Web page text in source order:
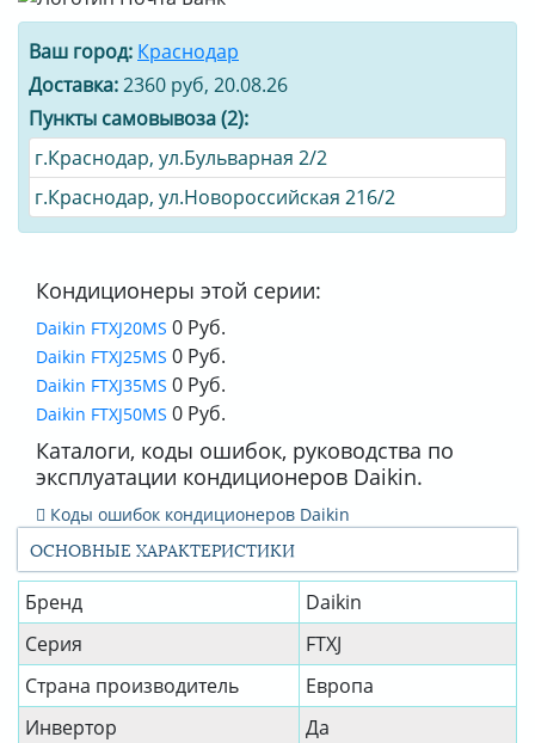
ОСНОВНЫЕ ХАРАКТЕРИСТИКИ
Бренд
Daikin
Серия
FTXJ
Страна производитель
Европа
Инвертор
Да
Ваш город: Краснодар
Доставка:2360 руб, 20.08.26
Пункты самовывоза (2):
г.Краснодар, ул.Бульварная 2/2
г.Краснодар, ул.Новороссийская 216/2
Кондиционеры этой серии:
Daikin FTXJ20MS 0 Руб.
Daikin FTXJ25MS 0 Руб.
Daikin FTXJ35MS 0 Руб.
Daikin FTXJ50MS 0 Руб.
Каталоги, коды ошибок, руководства по
эксплуатации кондиционеров Daikin.
Коды ошибок кондиционеров Daikin